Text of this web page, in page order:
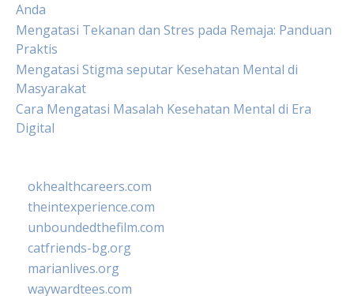
Anda
Mengatasi Tekanan dan Stres pada Remaja: Panduan
Praktis
Mengatasi Stigma seputar Kesehatan Mental di
Masyarakat
Cara Mengatasi Masalah Kesehatan Mental di Era
Digital
okhealthcareers.com
theintexperience.com
unboundedthefilm.com
catfriends-bg.org
marianlives.org
waywardtees.com